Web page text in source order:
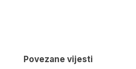
Povezane vijesti